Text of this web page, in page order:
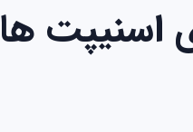
اسنیپت